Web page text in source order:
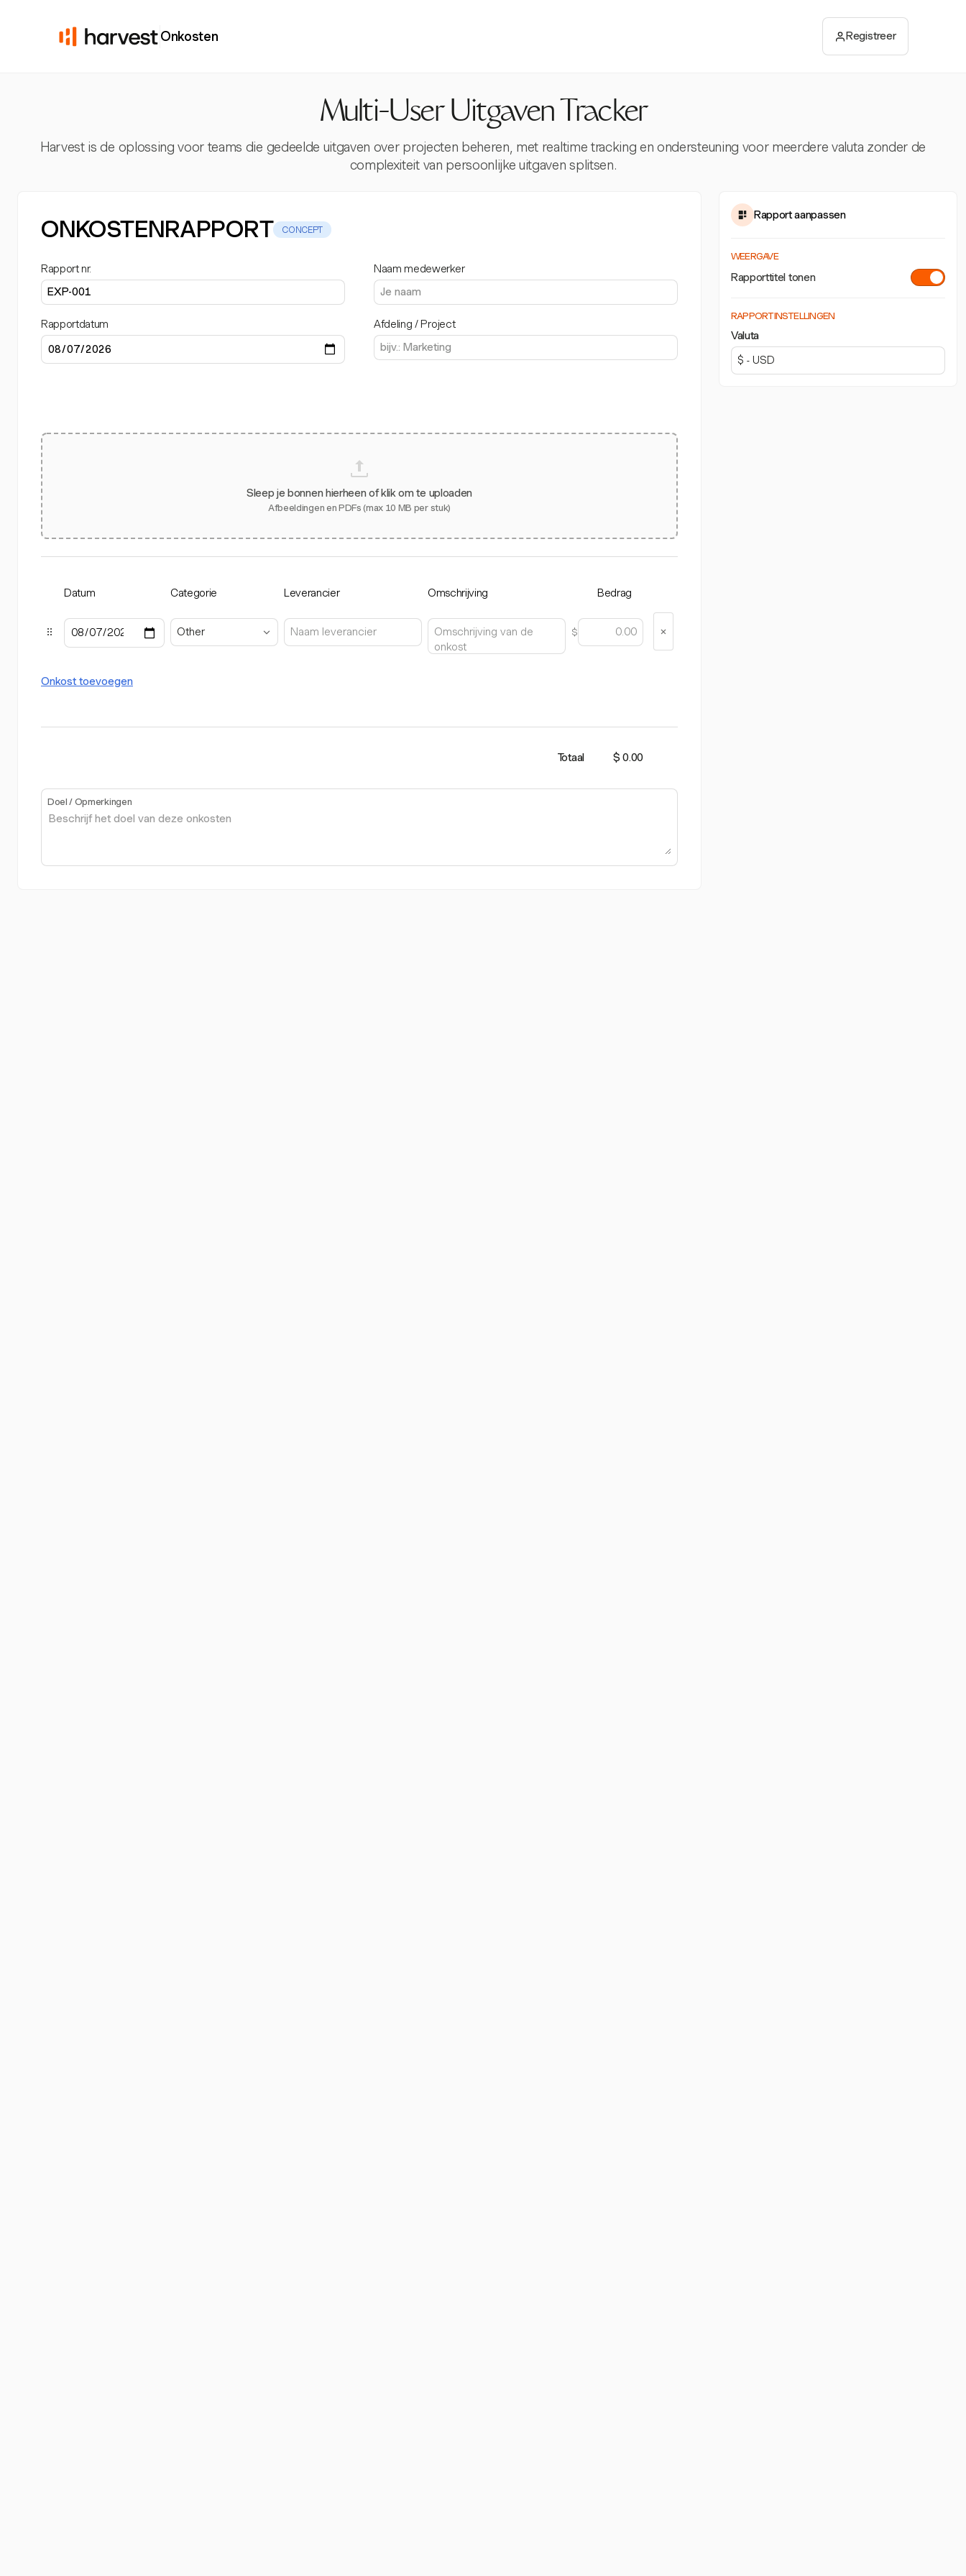
Onkosten Registreer
Multi-User Uitgaven Tracker
Harvest is de oplossing voor teams die gedeelde uitgaven over projecten beheren, met realtime tracking en ondersteuning voor meerdere valuta zonder de
complexiteit van persoonlijke uitgaven splitsen.
ONKOSTENRAPPORT CONCEPT
Rapport nr.
Rapportdatum
Naam medewerker
Afdeling / Project
Sleep je bonnen hierheen of klik om te uploaden
Afbeeldingen en PDFs (max 10 MB per stuk)
Datum Categorie Leverancier Omschrijving Bedrag
Other $
Onkost toevoegen
Totaal $ 0.00
Doel / Opmerkingen
Rapport aanpassen
WEERGAVE
Rapporttitel tonen
RAPPORTINSTELLINGEN
Valuta